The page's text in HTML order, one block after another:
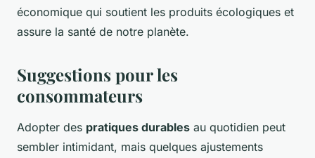
économique qui soutient les produits écologiques et
assure la santé de notre planète.
Suggestions pour les
consommateurs
Adopter des pratiques durables au quotidien peut
sembler intimidant, mais quelques ajustements